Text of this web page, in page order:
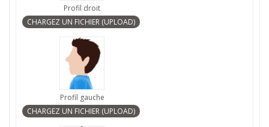
Profil droit
Profil gauche